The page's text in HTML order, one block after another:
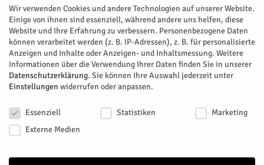
Zehner unterstützen Hilfe zur
Selbsthilfe
Die Premiere war ein voller Erfolg und rief nach einer
Neuauflage: Das zweite Jahr in Folge stellte Peter Kosprd,
Vater der Jülicher Ferienfußballcamps bei den „Zehnern“, ein
und Besuchern der Zehnercamp-Kinder eifrig gefüttert
wurden.
Wir verwenden Cookies und andere Technologien auf unserer Website.
Einige von ihnen sind essenziell, während andere uns helfen, diese
Website und Ihre Erfahrung zu verbessern. Personenbezogene Daten
können verarbeitet werden (z. B. IP-Adressen), z. B. für personalisierte
Anzeigen und Inhalte oder Anzeigen- und Inhaltsmessung. Weitere
Informationen über die Verwendung Ihrer Daten finden Sie in unserer
Datenschutzerklärung. Sie können Ihre Auswahl jederzeit unter
Einstellungen widerrufen oder anpassen.
Essenziell
Statistiken
Marketing
Externe Medien